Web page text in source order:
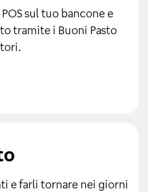
sul tuo bancone e
tramite i Buoni Pasto
e farli tornare nei giorni